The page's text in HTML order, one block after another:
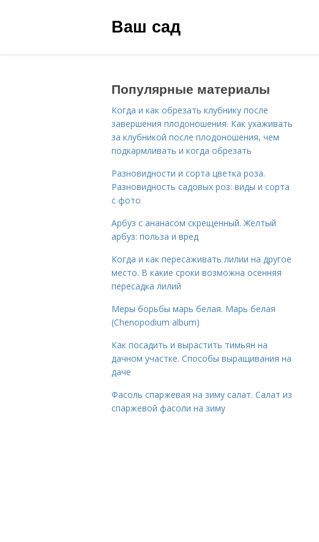
Ваш сад
Популярные материалы
Когда и как обрезать клубнику после
завершения плодоношения. Как ухаживать
за клубникой после плодоношения, чем
подкармливать и когда обрезать
Разновидности и сорта цветка роза.
Разновидность садовых роз: виды и сорта
с фото
Арбуз с ананасом скрещенный. Жёлтый
арбуз: польза и вред
Когда и как пересаживать лилии на другое
место. В какие сроки возможна осенняя
пересадка лилий
Меры борьбы марь белая. Марь белая
(Chenopodium album)
Как посадить и вырастить тимьян на
дачном участке. Способы выращивания на
даче
Фасоль спаржевая на зиму салат. Салат из
спаржевой фасоли на зиму